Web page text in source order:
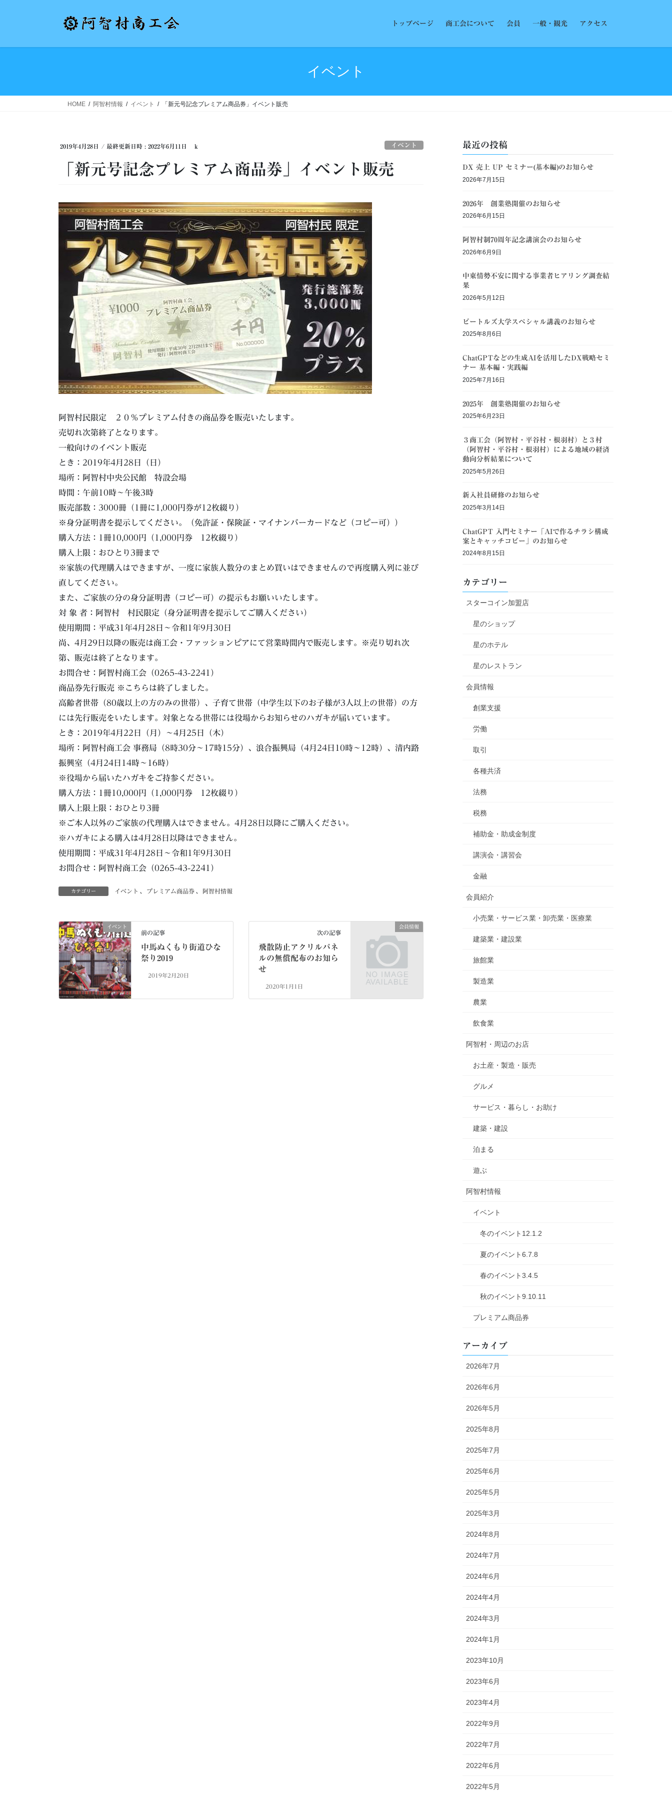
トップページ 商工会について 会員 一般・観光 アクセス
イベント
HOME 阿智村情報 イベント 「新元号記念プレミアム商品券」イベント販売
2019年4月28日 / 最終更新日時 : 2022年6月11日 k イベント
「新元号記念プレミアム商品券」イベント販売
阿智村民限定 ２０％プレミアム付きの商品券を販売いたします。
売切れ次第終了となります。
一般向けのイベント販売
とき：2019年4月28日（日）
場所：阿智村中央公民館 特設会場
時間：午前10時～午後3時
販売部数：3000冊（1冊に1,000円券が12枚綴り）
※身分証明書を提示してください。（免許証・保険証・マイナンバーカードなど（コピー可））
購入方法：1冊10,000円（1,000円券 12枚綴り）
購入上限：おひとり3冊まで
※家族の代理購入はできますが、一度に家族人数分のまとめ買いはできませんので再度購入列に並び
直してください。
また、ご家族の分の身分証明書（コピー可）の提示もお願いいたします。
対 象 者：阿智村 村民限定（身分証明書を提示してご購入ください）
使用期間：平成31年4月28日～令和1年9月30日
尚、4月29日以降の販売は商工会・ファッションピアにて営業時間内で販売します。※売り切れ次
第、販売は終了となります。
お問合せ：阿智村商工会（0265-43-2241）
商品券先行販売 ※こちらは終了しました。
高齢者世帯（80歳以上の方のみの世帯）、子育て世帯（中学生以下のお子様が3人以上の世帯）の方
には先行販売をいたします。対象となる世帯には役場からお知らせのハガキが届いています。
とき：2019年4月22日（月）〜4月25日（木）
場所：阿智村商工会 事務局（8時30分〜17時15分）、浪合振興局（4月24日10時〜12時）、清内路
振興室（4月24日14時〜16時）
※役場から届いたハガキをご持参ください。
購入方法：1冊10,000円（1,000円券 12枚綴り）
購入上限上限：おひとり3冊
※ご本人以外のご家族の代理購入はできません。4月28日以降にご購入ください。
※ハガキによる購入は4月28日以降はできません。
使用期間：平成31年4月28日～令和1年9月30日
お問合せ：阿智村商工会（0265-43-2241）
カテゴリー イベント 、 プレミアム商品券 、 阿智村情報
イベント
前の記事
中馬ぬくもり街道ひな
祭り2019
2019年2月20日
会員情報
次の記事
飛散防止アクリルパネ
ルの無償配布のお知ら
せ
2020年1月1日
最近の投稿
DX 売上 UP セミナー(基本編)のお知らせ
2026年7月15日
2026年 創業塾開催のお知らせ
2026年6月15日
阿智村制70周年記念講演会のお知らせ
2026年6月9日
中東情勢不安に関する事業者ヒアリング調査結
果
2026年5月12日
ビートルズ大学スペシャル講義のお知らせ
2025年8月6日
ChatGPTなどの生成AIを活用したDX戦略セミ
ナー 基本編・実践編
2025年7月16日
2025年 創業塾開催のお知らせ
2025年6月23日
３商工会（阿智村・平谷村・根羽村）と３村
（阿智村・平谷村・根羽村）による地域の経済
動向分析結果について
2025年5月26日
新入社員研修のお知らせ
2025年3月14日
ChatGPT 入門セミナー「AIで作るチラシ構成
案とキャッチコピー」のお知らせ
2024年8月15日
カテゴリー
スターコイン加盟店
星のショップ
星のホテル
星のレストラン
会員情報
創業支援
労働
取引
各種共済
法務
税務
補助金・助成金制度
講演会・講習会
金融
会員紹介
小売業・サービス業・卸売業・医療業
建築業・建設業
旅館業
製造業
農業
飲食業
阿智村・周辺のお店
お土産・製造・販売
グルメ
サービス・暮らし・お助け
建築・建設
泊まる
遊ぶ
阿智村情報
イベント
冬のイベント12.1.2
夏のイベント6.7.8
春のイベント3.4.5
秋のイベント9.10.11
プレミアム商品券
アーカイブ
2026年7月
2026年6月
2026年5月
2025年8月
2025年7月
2025年6月
2025年5月
2025年3月
2024年8月
2024年7月
2024年6月
2024年4月
2024年3月
2024年1月
2023年10月
2023年6月
2023年4月
2022年9月
2022年7月
2022年6月
2022年5月